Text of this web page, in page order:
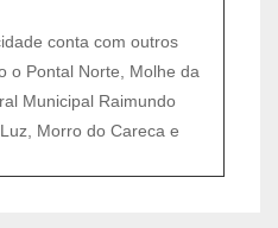
conta com outros
o Pontal Norte, Molhe da
Municipal Raimundo
Morro do Careca e